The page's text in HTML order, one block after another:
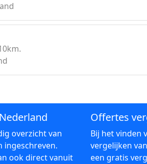
overzicht van
ingeschreven.
ook direct vanuit
Offertes
Bij het vinden
vergelijken
een gratis